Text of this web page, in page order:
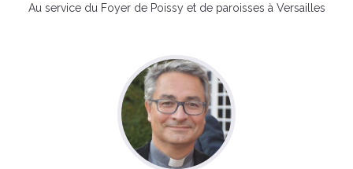
Au service du Foyer de Poissy et de paroisses à Versailles